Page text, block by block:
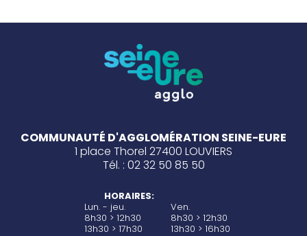
COMMUNAUTÉ D'AGGLOMÉRATION SEINE-EURE
1 place Thorel 27400 LOUVIERS
Tél. : 02 32 50 85 50
HORAIRES:
Lun. - jeu.
8h30 > 12h30
13h30 > 17h30
Ven.
8h30 > 12h30
13h30 > 16h30